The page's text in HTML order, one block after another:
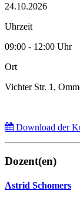
24.10.2026
Uhrzeit
09:00 - 12:00 Uhr
Ort
Vichter Str. 1,
Download der
Dozent(en)
Astrid Schomers